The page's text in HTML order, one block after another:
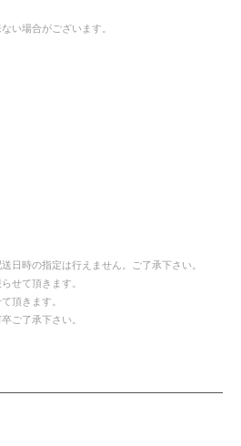
い場合がございます。
日時の指定は行えません。ご了承下さい。
せて頂きます。
頂きます。
ご了承下さい。